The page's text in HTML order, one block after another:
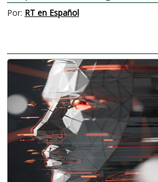
Por: RT en Español